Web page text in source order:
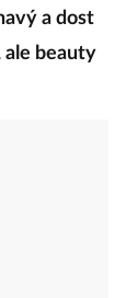
a dost
beauty